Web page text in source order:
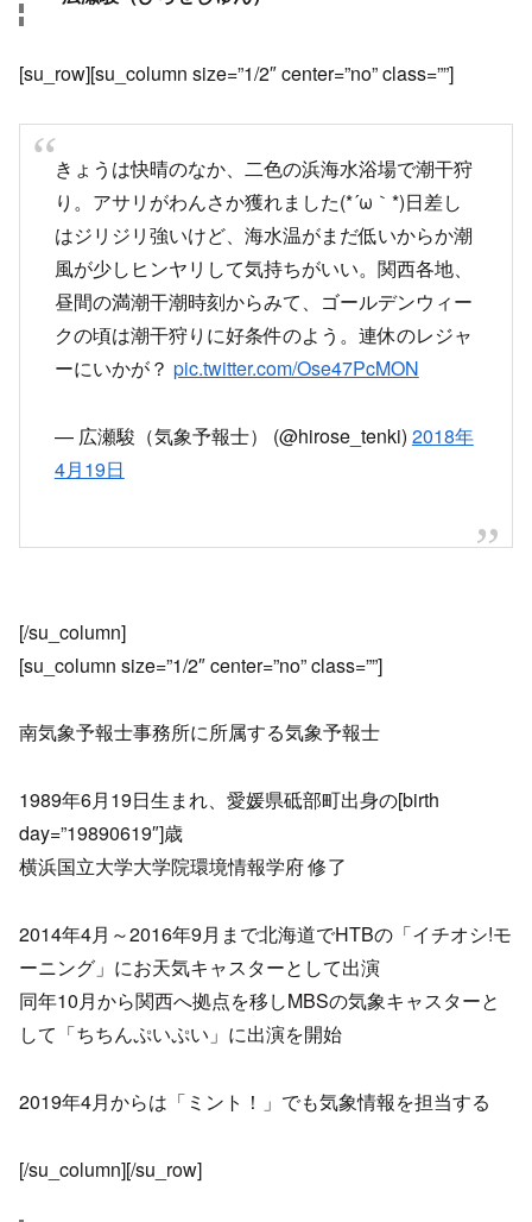
[su_row][su_column size=”1/2″ center=”no” class=””]
きょうは快晴のなか、二色の浜海水浴場で潮干狩
り。アサリがわんさか獲れました(*´ω｀*)日差し
はジリジリ強いけど、海水温がまだ低いからか潮
風が少しヒンヤリして気持ちがいい。関西各地、
昼間の満潮干潮時刻からみて、ゴールデンウィー
クの頃は潮干狩りに好条件のよう。連休のレジャ
ーにいかが？ pic.twitter.com/Ose47PcMON
— 広瀬駿（気象予報士） (@hirose_tenki) 2018年
4月19日
[/su_column]
[su_column size=”1/2″ center=”no” class=””]
南気象予報士事務所に所属する気象予報士
1989年6月19日生まれ、愛媛県砥部町出身の[birth
day=”19890619″]歳
横浜国立大学大学院環境情報学府 修了
2014年4月～2016年9月まで北海道でHTBの「イチオシ!モ
ーニング」にお天気キャスターとして出演
同年10月から関西へ拠点を移しMBSの気象キャスターと
して「ちちんぷいぷい」に出演を開始
2019年4月からは「ミント！」でも気象情報を担当する
[/su_column][/su_row]